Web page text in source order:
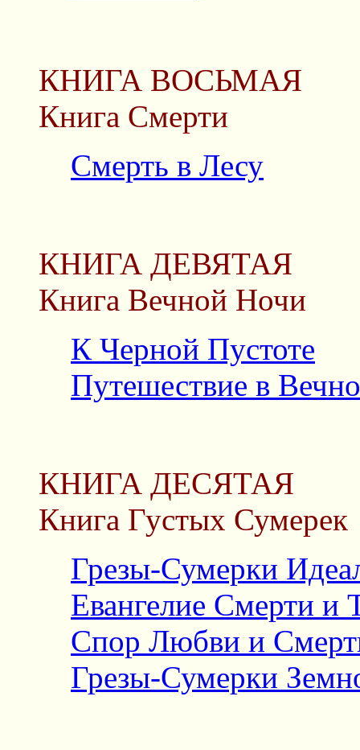
КНИГА ВОСЬМАЯ
Книга Смерти
Смерть в Лесу
КНИГА ДЕВЯТАЯ
Книга Вечной Ночи
К Черной Пустоте
Путешествие в
КНИГА ДЕСЯТАЯ
Книга Густых Сумерек
Грезы-Сумерки
Евангелие Смерти и
Спор Любви и
Грезы-Сумерки